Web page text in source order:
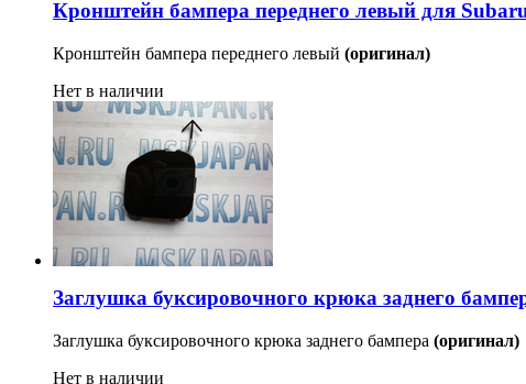
Кронштейн бампера переднего левый для
Кронштейн бампера переднего левый (оригинал)
Нет в наличии
Заглушка буксировочного крюка заднего
Заглушка буксировочного крюка заднего бампера (оригинал)
Нет в наличии